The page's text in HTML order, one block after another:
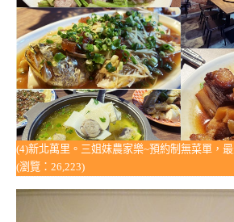
(4)新北萬里。三姐妹農家樂~預約制無菜單，
(瀏覽：26,223)